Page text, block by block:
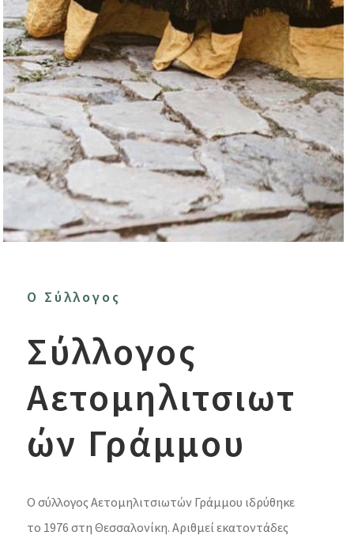
Ο Σύλλογος
Σύλλογος
Αετομηλιτσιωτ
ών Γράμμου
Ο σύλλογος Αετομηλιτσιωτών Γράμμου ιδρύθηκε
το 1976 στη Θεσσαλονίκη. Αριθμεί εκατοντάδες